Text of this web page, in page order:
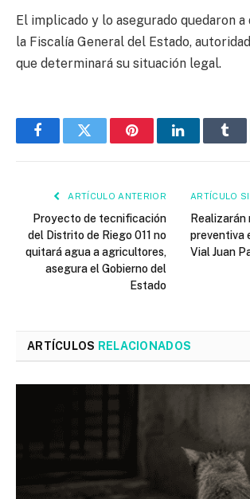
El implicado y lo asegurado quedaron a
la Fiscalía General del Estado,
que determinará su situación legal.
FacebookTwitter PinterestLinkedIn
ARTÍCULO ANTERIOR
Proyecto de tecnificación
del Distrito de Riego 011 no
quitará agua a agricultores,
asegura el Gobierno del
Estado
ARTÍCULO
Realizarán
preventiva
Vial Juan
ARTÍCULOS RELACIONADOS